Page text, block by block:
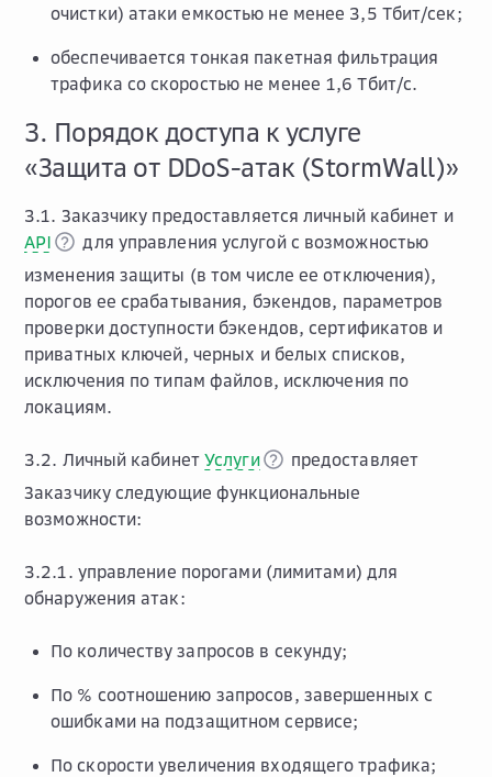
очистки) атаки емкостью не менее 3,5 Тбит/сек;
обеспечивается тонкая пакетная фильтрация
трафика со скоростью не менее 1,6 Тбит/с.
3. Порядок доступа к услуге
«Защита от DDoS-атак (StormWall)»
3.1. Заказчику предоставляется личный кабинет и
API
для управления услугой с возможностью
изменения защиты (в том числе ее отключения),
порогов ее срабатывания, бэкендов, параметров
проверки доступности бэкендов, сертификатов и
приватных ключей, черных и белых списков,
исключения по типам файлов, исключения по
локациям.
3.2. Личный кабинет Услуги
предоставляет
Заказчику следующие функциональные
возможности:
3.2.1. управление порогами (лимитами) для
обнаружения атак:
По количеству запросов в секунду;
По % соотношению запросов, завершенных с
ошибками на подзащитном сервисе;
По скорости увеличения входящего трафика;